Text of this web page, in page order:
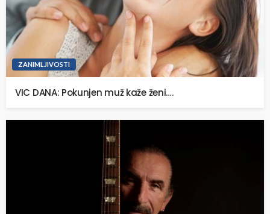
ZANIMLJIVOSTI
VIC DANA: Pokunjen muž kaže ženi….